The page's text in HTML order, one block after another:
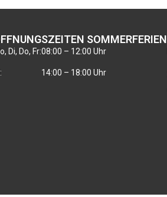
SOMMERFERIEN
Di, Do, Fr:08:00 – 12:00 Uhr
14:00 – 18:00 Uhr